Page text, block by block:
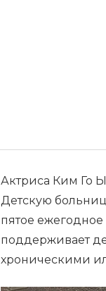
Актриса Ким Го
Детскую
пятое
поддерживает
хроническими